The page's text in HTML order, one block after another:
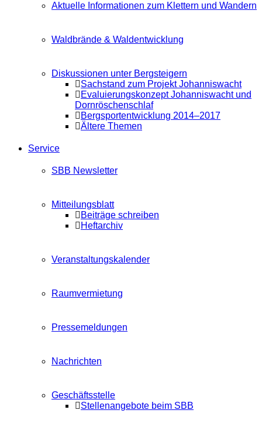
Aktuelle Informationen zum Klettern und Wandern
Waldbrände & Waldentwicklung
Diskussionen unter Bergsteigern
Sachstand zum Projekt Johanniswacht
Evaluierungskonzept Johanniswacht und
Dornröschenschlaf
Bergsportentwicklung 2014–2017
Ältere Themen
Service
SBB Newsletter
Mitteilungsblatt
Beiträge schreiben
Heftarchiv
Veranstaltungskalender
Raumvermietung
Pressemeldungen
Nachrichten
Geschäftsstelle
Stellenangebote beim SBB